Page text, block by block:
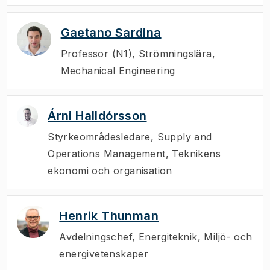
Gaetano Sardina
Professor (N1), Strömningslära,
Mechanical Engineering
Árni Halldórsson
Styrkeområdesledare, Supply and
Operations Management, Teknikens
ekonomi och organisation
Henrik Thunman
Avdelningschef, Energiteknik, Miljö- och
energivetenskaper